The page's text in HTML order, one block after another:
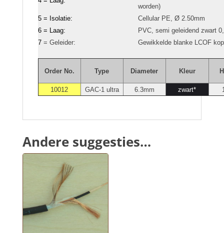
worden)
5 = Isolatie:
Cellular PE, Ø 2.50mm
6 = Laag:
PVC, semi geleidend zwart
7= Geleider: Gewikkelde blanke LCOF
Order No. Type Diameter Kleur
10012 GAC-1 ultra 6.3mm zwart*
Andere suggesties…